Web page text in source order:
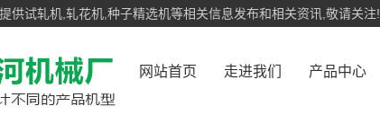
供试轧机,轧花机,种子精选机等相关信息发布和相关资讯,敬请关注!
网站首页 走进我们 产品中心